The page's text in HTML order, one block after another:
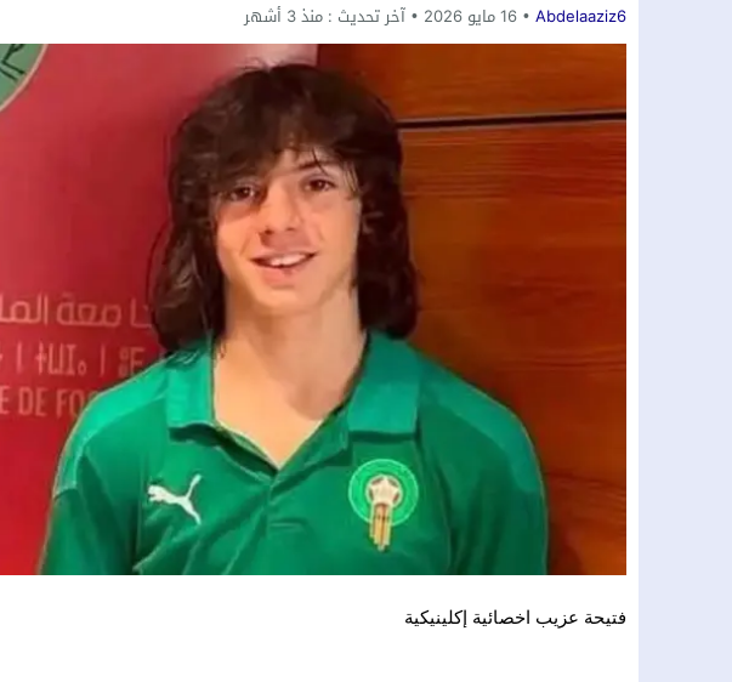
Abdelaaziz6 16 مايو 2026 آخر تحديث : منذ 3 أشهر
فتيحة عزيب اخصائية إكلينيكية